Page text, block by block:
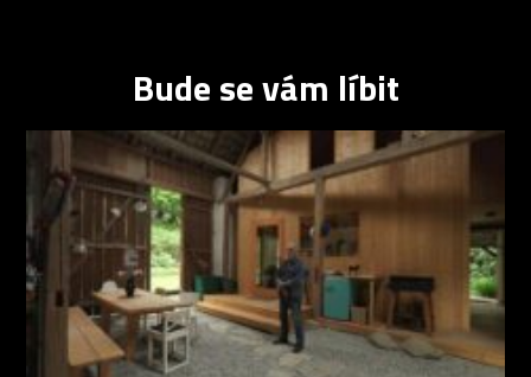
Bude se vám líbit